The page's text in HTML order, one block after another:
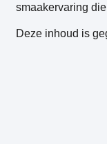
smaakervaring
Deze inhoud is